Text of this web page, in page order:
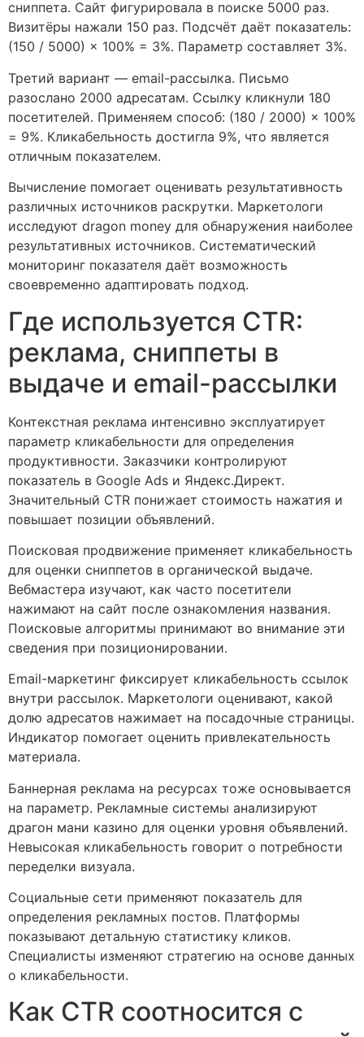
сниппета. Сайт фигурировала в поиске 5000 раз.
Визитёры нажали 150 раз. Подсчёт даёт показатель:
(150 / 5000) × 100% = 3%. Параметр составляет 3%.
Третий вариант — email-рассылка. Письмо
разослано 2000 адресатам. Ссылку кликнули 180
посетителей. Применяем способ: (180 / 2000) × 100%
= 9%. Кликабельность достигла 9%, что является
отличным показателем.
Вычисление помогает оценивать результативность
различных источников раскрутки. Маркетологи
исследуют dragon money для обнаружения наиболее
результативных источников. Систематический
мониторинг показателя даёт возможность
своевременно адаптировать подход.
Где используется CTR:
реклама, сниппеты в
выдаче и email-рассылки
Контекстная реклама интенсивно эксплуатирует
параметр кликабельности для определения
продуктивности. Заказчики контролируют
показатель в Google Ads и Яндекс.Директ.
Значительный CTR понижает стоимость нажатия и
повышает позиции объявлений.
Поисковая продвижение применяет кликабельность
для оценки сниппетов в органической выдаче.
Вебмастера изучают, как часто посетители
нажимают на сайт после ознакомления названия.
Поисковые алгоритмы принимают во внимание эти
сведения при позиционировании.
Email-маркетинг фиксирует кликабельность ссылок
внутри рассылок. Маркетологи оценивают, какой
долю адресатов нажимает на посадочные страницы.
Индикатор помогает оценить привлекательность
материала.
Баннерная реклама на ресурсах тоже основывается
на параметр. Рекламные системы анализируют
драгон мани казино для оценки уровня объявлений.
Невысокая кликабельность говорит о потребности
переделки визуала.
Социальные сети применяют показатель для
определения рекламных постов. Платформы
показывают детальную статистику кликов.
Специалисты изменяют стратегию на основе данных
о кликабельности.
Как CTR соотносится с